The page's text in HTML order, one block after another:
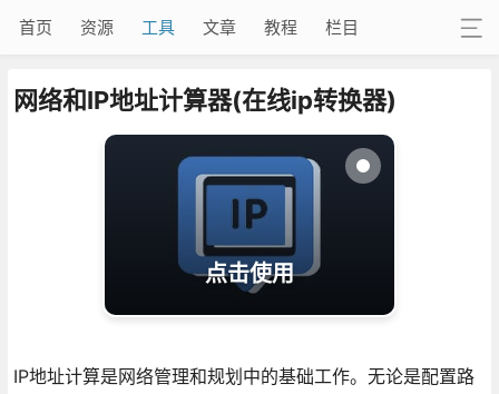
首页 资源 工具 文章 教程 栏目
网络和IP地址计算器(在线ip转换器)
点击使用
IP地址计算是网络管理和规划中的基础工作。无论是配置路